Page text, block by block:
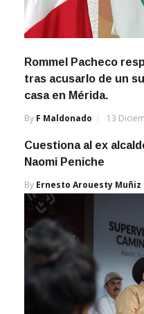
Rommel Pacheco
tras acusarlo de un
casa en Mérida.
By F Maldonado 13
Cuestiona al ex
Naomi Peniche
By Ernesto Arouesty Muñiz